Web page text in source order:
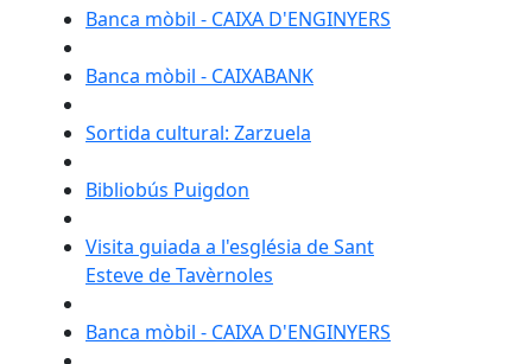
Banca mòbil - CAIXA D'ENGINYERS
Banca mòbil - CAIXABANK
Sortida cultural: Zarzuela
Bibliobús Puigdon
Visita guiada a l'església de Sant
Esteve de Tavèrnoles
Banca mòbil - CAIXA D'ENGINYERS